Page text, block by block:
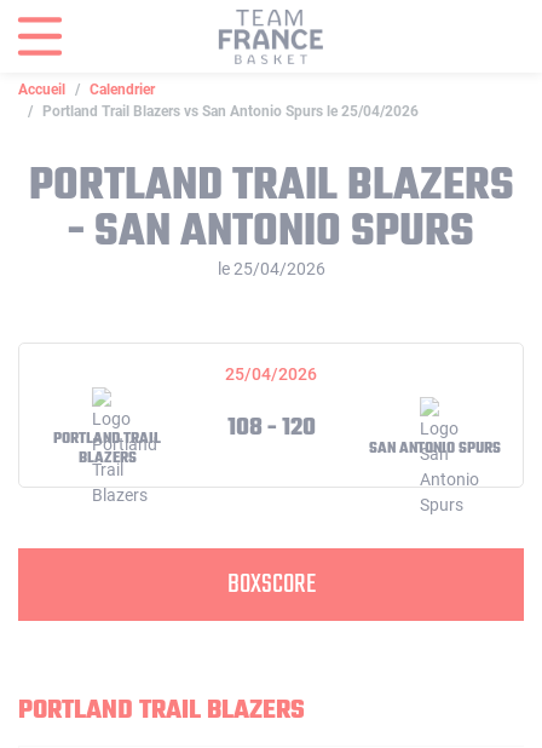
Accueil
Calendrier
Portland Trail Blazers vs San Antonio Spurs le 25/04/2026
PORTLAND TRAIL BLAZERS
- SAN ANTONIO SPURS
le 25/04/2026
25/04/2026
PORTLAND TRAIL
BLAZERS
108 - 120
SAN ANTONIO SPURS
BOXSCORE
PORTLAND TRAIL BLAZERS
Panneau de gestion des cookies